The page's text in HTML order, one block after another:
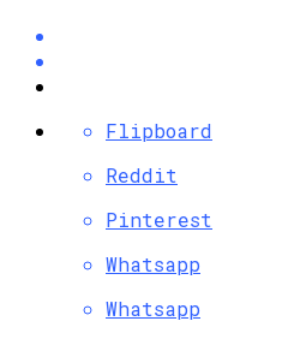
Flipboard
Reddit
Pinterest
Whatsapp
Whatsapp